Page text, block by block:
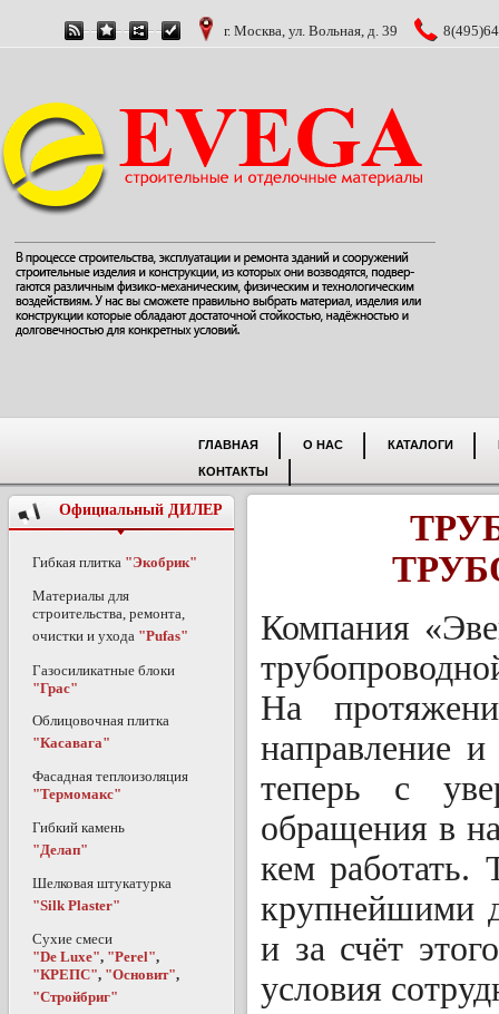
г. Москва, ул. Вольная, д. 39
ГЛАВНАЯ О НАС КАТАЛОГИ
КОНТАКТЫ
Официальный ДИЛЕР
Гибкая плитка "Экобрик"
Материалы для
строительства, ремонта,
очистки и ухода "Pufas"
Газосиликатные блоки
"Грас"
Облицовочная плитка
"Касавага"
Фасадная теплоизоляция
"Термомакс"
Гибкий камень
"Делап"
Шелковая штукатурка
"Silk Plaster"
Сухие смеси
"De Luxe", "Perel",
"КРЕПС", "Основит",
"Стройбриг"
Компания
На
направление
теперь с
обращения в
кем
крупнейшими
и за счёт
условия